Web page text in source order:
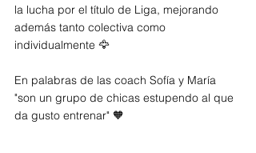
la lucha por el título de Liga, mejorando
además tanto colectiva como
individualmente 🦅
En palabras de las coach Sofía y María
"son un grupo de chicas estupendo al que
da gusto entrenar" 🧡